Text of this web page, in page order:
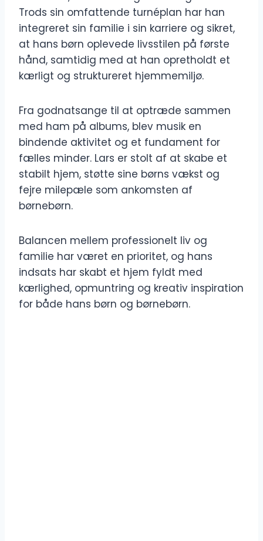
Trods sin omfattende turnéplan har han
integreret sin familie i sin karriere og sikret,
at hans børn oplevede livsstilen på første
hånd, samtidig med at han opretholdt et
kærligt og struktureret hjemmemiljø.
Fra godnatsange til at optræde sammen
med ham på albums, blev musik en
bindende aktivitet og et fundament for
fælles minder. Lars er stolt af at skabe et
stabilt hjem, støtte sine børns vækst og
fejre milepæle som ankomsten af ​​
børnebørn.
Balancen mellem professionelt liv og
familie har været en prioritet, og hans
indsats har skabt et hjem fyldt med
kærlighed, opmuntring og kreativ inspiration
for både hans børn og børnebørn.